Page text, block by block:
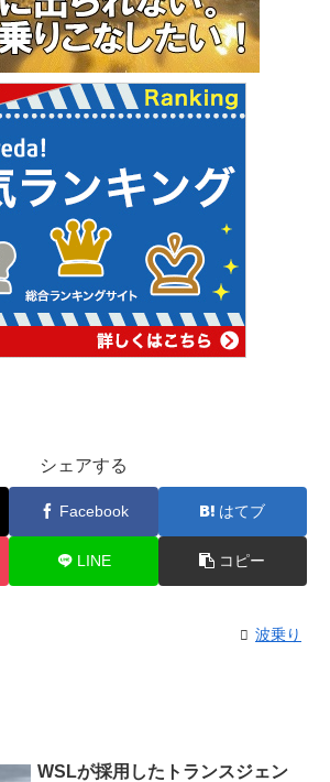
シェアする
Facebook はてブ
LINE コピー
波乗り
WSLが採用したトランスジェン